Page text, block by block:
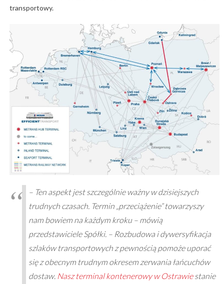
transportowy.
– Ten aspekt jest szczególnie ważny w dzisiejszych
trudnych czasach. Termin „przeciążenie” towarzyszy
nam bowiem na każdym kroku – mówią
przedstawiciele Spółki. – Rozbudowa i dywersyfikacja
szlaków transportowych z pewnością pomoże uporać
się z obecnym trudnym okresem zerwania łańcuchów
dostaw. Nasz terminal kontenerowy w Ostrawiestanie